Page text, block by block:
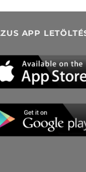
APP